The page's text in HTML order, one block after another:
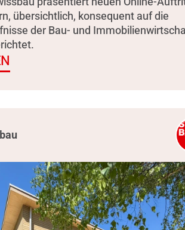
übersichtlich, konsequent auf die
der Bau- und